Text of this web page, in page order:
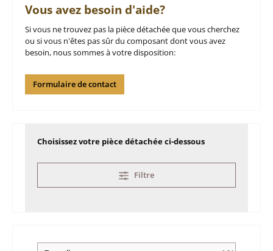
Vous avez besoin d'aide?
Si vous ne trouvez pas la pièce détachée que vous cherchez
ou si vous n'êtes pas sûr du composant dont vous avez
besoin, nous sommes à votre disposition:
Formulaire de contact
Choisissez votre pièce détachée ci-dessous
Filtre